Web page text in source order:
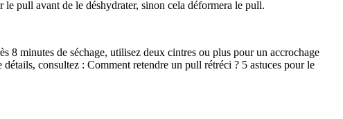
pull avant de le déshydrater, sinon cela déformera le pull.
8 minutes de séchage, utilisez deux cintres ou plus pour un accrochage
consultez : Comment retendre un pull rétréci ? 5 astuces pour le